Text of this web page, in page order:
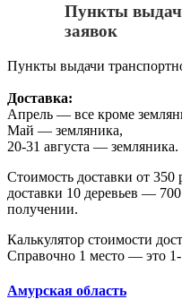
Пункты
заявок
Пункты выдачи
Доставка:
Апрель — все кроме
Май — земляника,
20-31 августа — земляника.
Стоимость доставки от
доставки 10 деревьев —
получении.
Калькулятор стоимости
Справочно 1 место — это
Амурская область